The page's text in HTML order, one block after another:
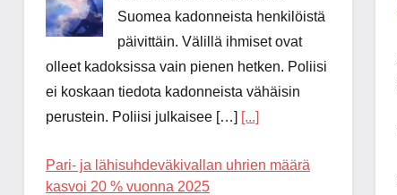
Suomea kadonneista henkilöistä
päivittäin. Välillä ihmiset ovat
olleet kadoksissa vain pienen hetken. Poliisi
ei koskaan tiedota kadonneista vähäisin
perustein. Poliisi julkaisee […] [...]
Pari- ja lähisuhdeväkivallan uhrien määrä
kasvoi 20 % vuonna 2025